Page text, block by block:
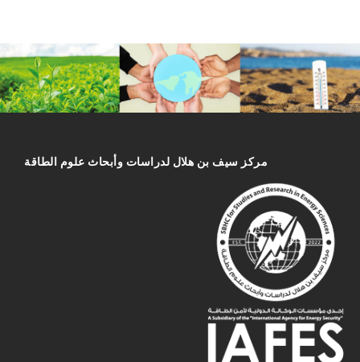
مركز سیف بن هلال لدراسات وأبحاث علوم الطاقة